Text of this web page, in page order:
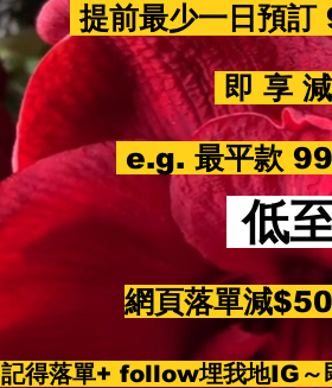
提前最少一日預
即 享
e.g. 最平款
低
網頁落單減
記得落單+ follow埋我地IG～